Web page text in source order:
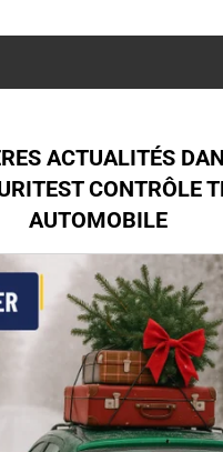
ACTUALITÉS
CONTRÔLE
AUTOMOBILE